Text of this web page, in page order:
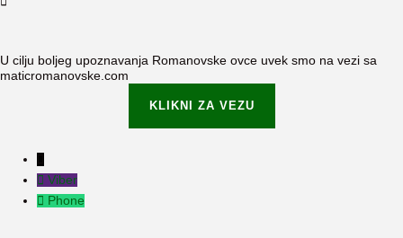
U cilju boljeg upoznavanja Romanovske ovce uvek smo na vezi sa
maticromanovske.com
KLIKNI ZA VEZU
Viber
Phone